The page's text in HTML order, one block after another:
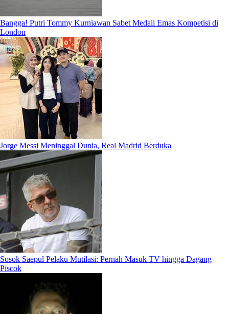
Bangga! Putri Tommy Kurniawan Sabet Medali Emas Kompetisi di
London
Jorge Messi Meninggal Dunia, Real Madrid Berduka
Sosok Saepul Pelaku Mutilasi: Pernah Masuk TV hingga Dagang
Piscok